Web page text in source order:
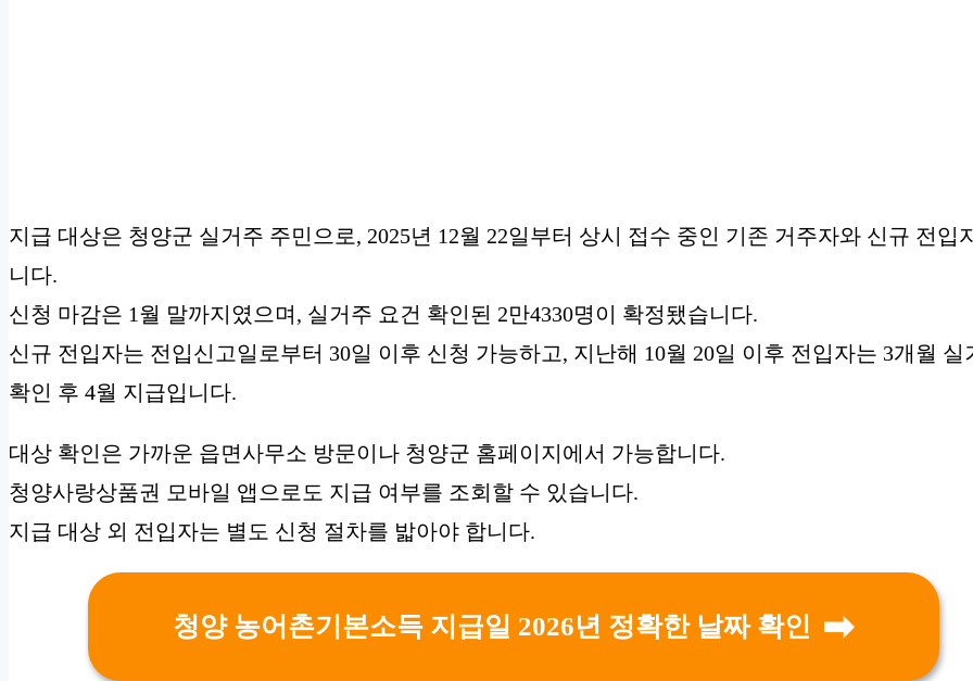
지급 대상은 청양군 실거주 주민으로, 2025년 12월 22일부터 상시 접수 중인 기존 거주자와 신규 전입
니다.
신청 마감은 1월 말까지였으며, 실거주 요건 확인된 2만4330명이 확정됐습니다.
신규 전입자는 전입신고일로부터 30일 이후 신청 가능하고, 지난해 10월 20일 이후 전입자는 3개월 실
확인 후 4월 지급입니다.
대상 확인은 가까운 읍면사무소 방문이나 청양군 홈페이지에서 가능합니다.
청양사랑상품권 모바일 앱으로도 지급 여부를 조회할 수 있습니다.
지급 대상 외 전입자는 별도 신청 절차를 밟아야 합니다.
청양 농어촌기본소득 지급일 2026년 정확한 날짜 확인